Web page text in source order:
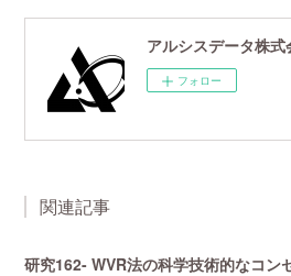
フォロー
関連記事
研究162- WVR法の科学技術的なコン